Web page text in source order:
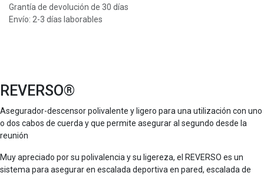
Grantía de devolución de 30 días
Envío: 2-3 días laborables
REVERSO®
Asegurador-descensor polivalente y ligero para una utilización con uno
o dos cabos de cuerda y que permite asegurar al segundo desde la
reunión
Muy apreciado por su polivalencia y su ligereza, el REVERSO es un
sistema para asegurar en escalada deportiva en pared, escalada de